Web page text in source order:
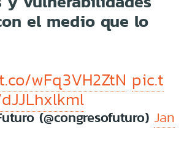
el medio que lo
wFq3VH2ZtN pic.t
(@congresofuturo) Jan